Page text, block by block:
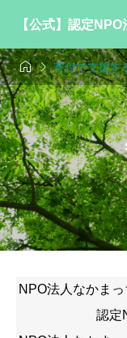
【公式】認定
寄付で支援す
NPO法人なかま
認定